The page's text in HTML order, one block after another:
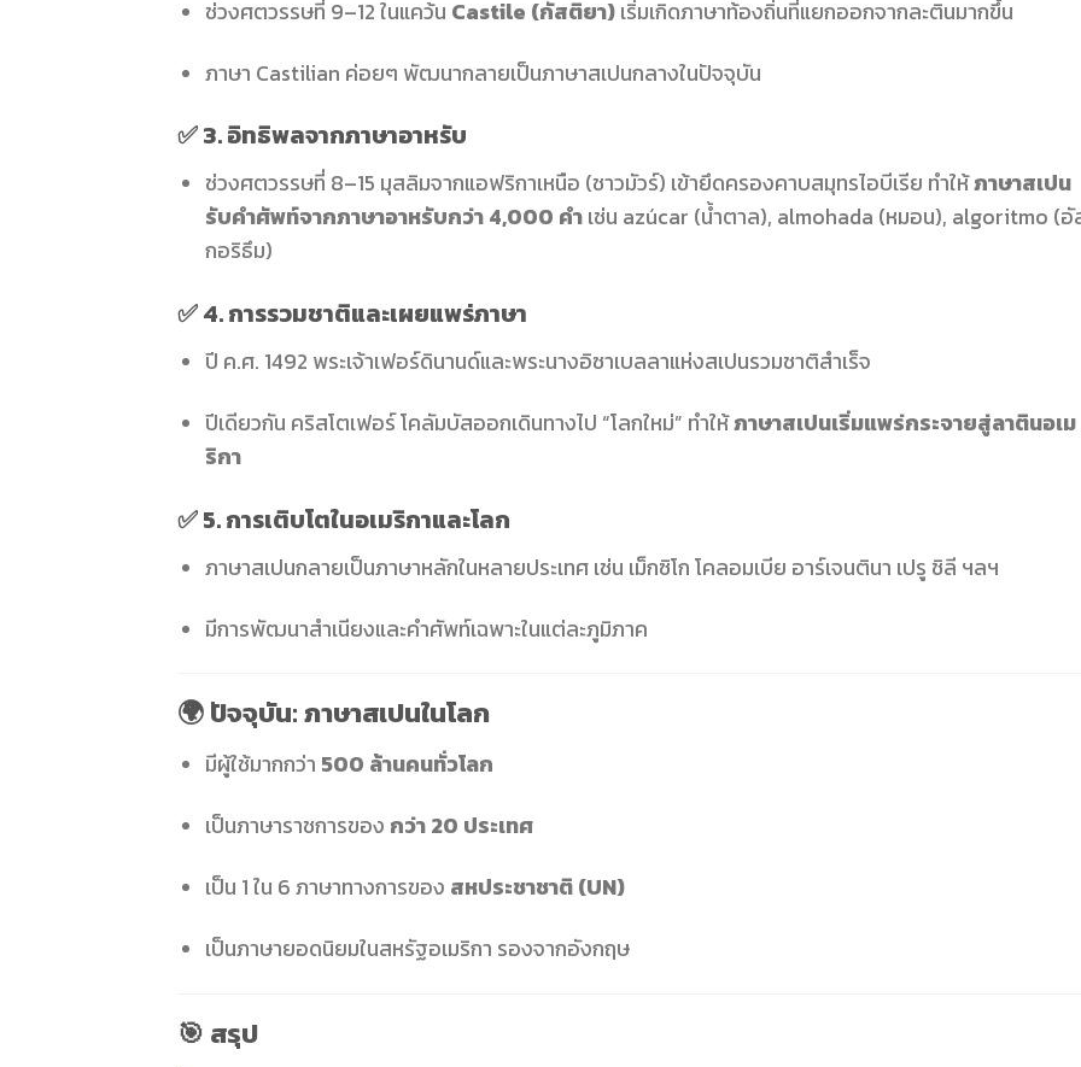
ช่วงศตวรรษที่ 9–12 ในแคว้น Castile (กัสติยา)เริ่มเกิดภาษาท้องถิ่นที่แยกออกจากละตินมากขึ้น
ภาษา Castilian ค่อยๆ พัฒนากลายเป็นภาษาสเปนกลางในปัจจุบัน
✅ 3.อิทธิพลจากภาษาอาหรับ
ช่วงศตวรรษที่ 8–15 มุสลิมจากแอฟริกาเหนือ (ชาวมัวร์) เข้ายึดครองคาบสมุทรไอบีเรีย ทำให้ภาษาสเปน
รับคำศัพท์จากภาษาอาหรับกว่า 4,000 คำเช่น azúcar (น้ำตาล), almohada (หมอน), algoritmo (อั
กอริธึม)
✅ 4.การรวมชาติและเผยแพร่ภาษา
ปี ค.ศ. 1492 พระเจ้าเฟอร์ดินานด์และพระนางอิซาเบลลาแห่งสเปนรวมชาติสำเร็จ
ปีเดียวกัน คริสโตเฟอร์ โคลัมบัสออกเดินทางไป “โลกใหม่” ทำให้ภาษาสเปนเริ่มแพร่กระจายสู่ลาตินอเม
ริกา
✅ 5.การเติบโตในอเมริกาและโลก
ภาษาสเปนกลายเป็นภาษาหลักในหลายประเทศ เช่น เม็กซิโก โคลอมเบีย อาร์เจนตินา เปรู ชิลี ฯลฯ
มีการพัฒนาสำเนียงและคำศัพท์เฉพาะในแต่ละภูมิภาค
🌍ปัจจุบัน: ภาษาสเปนในโลก
มีผู้ใช้มากกว่า 500 ล้านคนทั่วโลก
เป็นภาษาราชการของ กว่า 20 ประเทศ
เป็น 1 ใน 6 ภาษาทางการของ สหประชาชาติ (UN)
เป็นภาษายอดนิยมในสหรัฐอเมริกา รองจากอังกฤษ
🎯 สรุป